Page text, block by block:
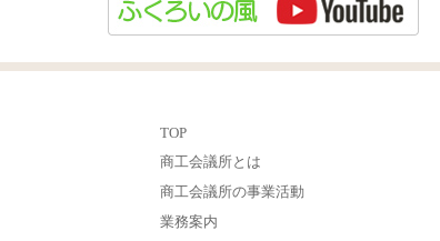
TOP
商工会議所とは
商工会議所の事業活動
業務案内